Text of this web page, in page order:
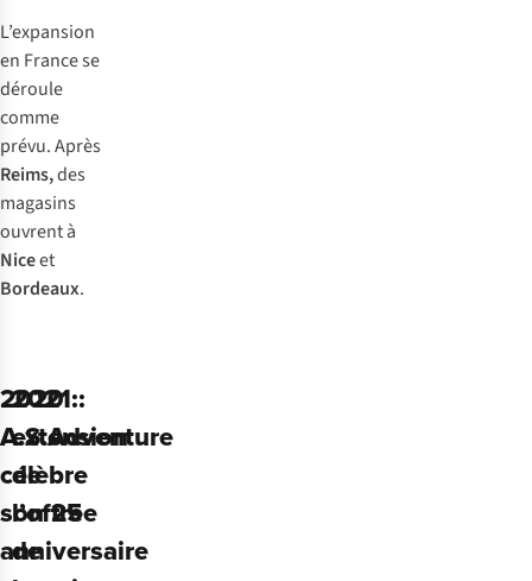
L’expansion
en France se
déroule
comme
prévu. Après
Reims,des
magasins
ouvrent à
Niceet
Bordeaux.
2020 :
A.S.Adventure
célèbre
son 25e
anniversaire
2021 :
extension
de
l’offre
de